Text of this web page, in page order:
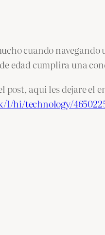
cuando
edad cumplira una
post, aqui les dejare el
1/hi/technology/